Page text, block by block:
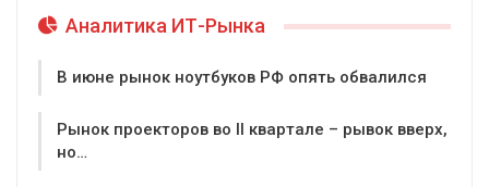
Аналитика ИТ-Рынка
В июне рынок ноутбуков РФ опять обвалился
Рынок проекторов во II квартале – рывок вверх,
но…